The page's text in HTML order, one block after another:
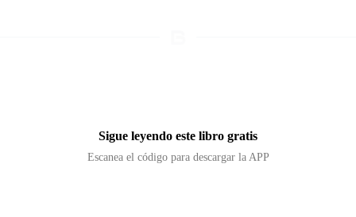
Sigue leyendo este libro gratis
Escanea el código para descargar la APP